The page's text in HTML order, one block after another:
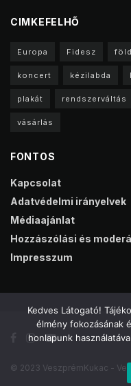
CIMKEFELHŐ
Europa Fidesz
koncert kézilabda
plakát rendszerváltás
vásárlás
FONTOS
Kapcsolat
Adatvédelmi irányelvek
Médiaajánlat
Hozzászólási és
Impresszum
© 2023 VeszprémKukac -
Kedves Látogató!
élmény fokozásának
honlapunk